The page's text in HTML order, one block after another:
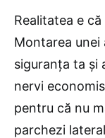
Realitatea e
Montarea unei
siguranța ta și
nervi
pentru că nu
parchezi